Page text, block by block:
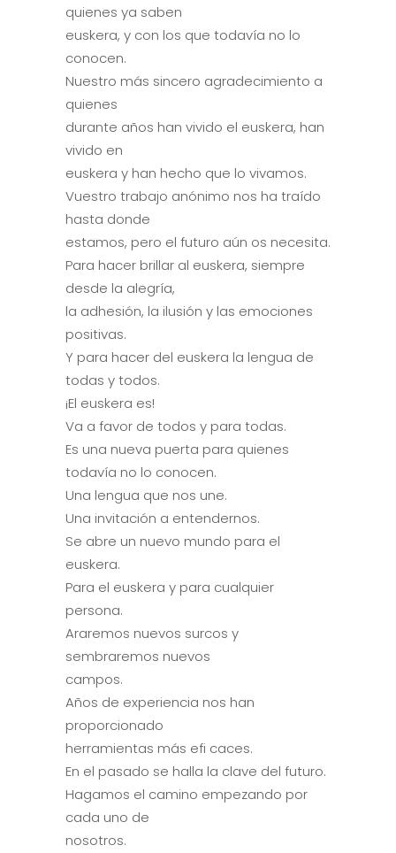
quienes ya saben
euskera, y con los que todavía no lo
conocen.
Nuestro más sincero agradecimiento a
quienes
durante años han vivido el euskera, han
vivido en
euskera y han hecho que lo vivamos.
Vuestro trabajo anónimo nos ha traído
hasta donde
estamos, pero el futuro aún os necesita.
Para hacer brillar al euskera, siempre
desde la alegría,
la adhesión, la ilusión y las emociones
positivas.
Y para hacer del euskera la lengua de
todas y todos.
¡El euskera es!
Va a favor de todos y para todas.
Es una nueva puerta para quienes
todavía no lo conocen.
Una lengua que nos une.
Una invitación a entendernos.
Se abre un nuevo mundo para el
euskera.
Para el euskera y para cualquier
persona.
Araremos nuevos surcos y
sembraremos nuevos
campos.
Años de experiencia nos han
proporcionado
herramientas más efi caces.
En el pasado se halla la clave del futuro.
Hagamos el camino empezando por
cada uno de
nosotros.